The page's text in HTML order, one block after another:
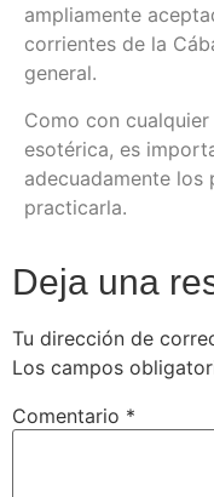
ampliamente
corrientes de la
general.
Como con
esotérica, es
adecuadamente los
practicarla.
Deja una
Tu dirección de
Los campos
Comentario *